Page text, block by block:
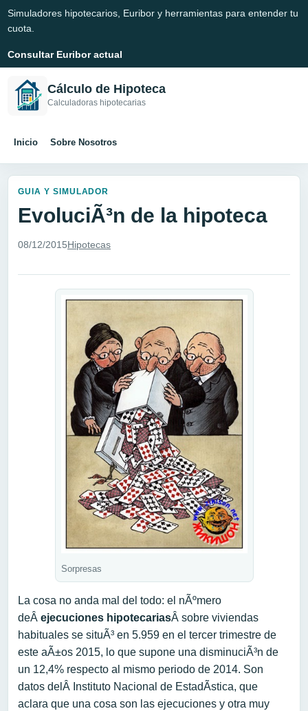
Simuladores hipotecarios, Euribor y herramientas para entender tu
cuota.
Consultar Euribor actual
Cálculo de Hipoteca
Calculadoras hipotecarias
Inicio Sobre Nosotros
GUIA Y SIMULADOR
EvoluciÃ³n de la hipoteca
08/12/2015Hipotecas
Sorpresas
La cosa no anda mal del todo: el nÃºmero
deÂ ejecuciones hipotecariasÂ sobre viviendas
habituales se situÃ³ en 5.959 en el tercer trimestre de
este aÃ±os 2015, lo que supone una disminuciÃ³n de
un 12,4% respecto al mismo periodo de 2014. Son
datos delÂ Instituto Nacional de EstadÃ­stica, que
aclara que una cosa son las ejecuciones y otra muy